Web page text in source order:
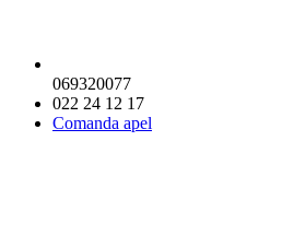
069320077
022 24 12 17
Comanda apel